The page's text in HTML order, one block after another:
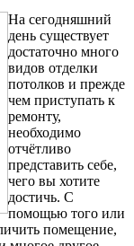
На сегодняшний
день существует
достаточно много
видов отделки
потолков и прежде
чем приступать к
ремонту,
необходимо
отчётливо
представить себе,
чего вы хотите
достичь. С
помощью того или
помещение,